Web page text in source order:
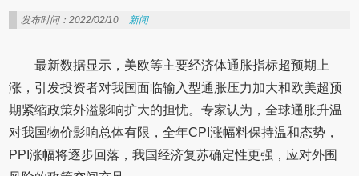
发布时间：2022/02/10 新闻
最新数据显示，美欧等主要经济体通胀指标超预期上
涨，引发投资者对我国面临输入型通胀压力加大和欧美超预
期紧缩政策外溢影响扩大的担忧。专家认为，全球通胀升温
对我国物价影响总体有限，全年CPI涨幅料保持温和态势，
PPI涨幅将逐步回落，我国经济复苏确定性更强，应对外围